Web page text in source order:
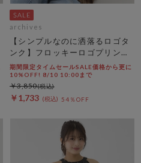
archives
【シンプルなのに洒落るロゴタ
ンク】フロッキーロゴプリント
タンク
期間限定タイムセールSALE価格から更に
10%OFF! 8/10 10:00まで
￥1,733 54％OFF
￥3,850